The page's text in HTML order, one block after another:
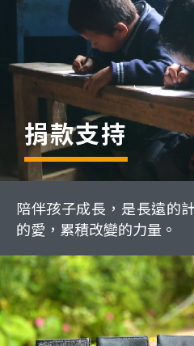
捐款支持
陪伴孩子成長，是長遠的
的愛，累積改變的力量。